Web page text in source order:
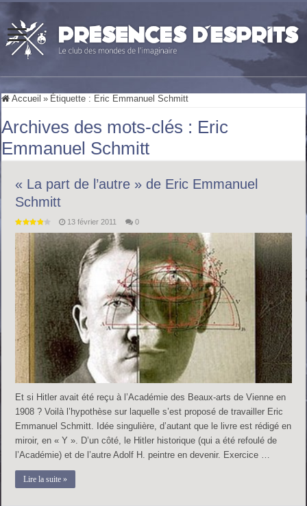
Accueil » Étiquette : Eric Emmanuel Schmitt
Archives des mots-clés : Eric
Emmanuel Schmitt
« La part de l’autre » de Eric Emmanuel
Schmitt
13 février 2011 0
Et si Hitler avait été reçu à l’Académie des Beaux-arts de Vienne en
1908 ? Voilà l’hypothèse sur laquelle s’est proposé de travailler Eric
Emmanuel Schmitt. Idée singulière, d’autant que le livre est rédigé en
miroir, en « Y ». D’un côté, le Hitler historique (qui a été refoulé de
l’Académie) et de l’autre Adolf H. peintre en devenir. Exercice …
Lire la suite »